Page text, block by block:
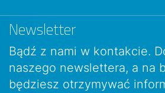
Newsletter
Bądź z nami w kontakcie.
naszego newslettera, a na
będziesz otrzymywać